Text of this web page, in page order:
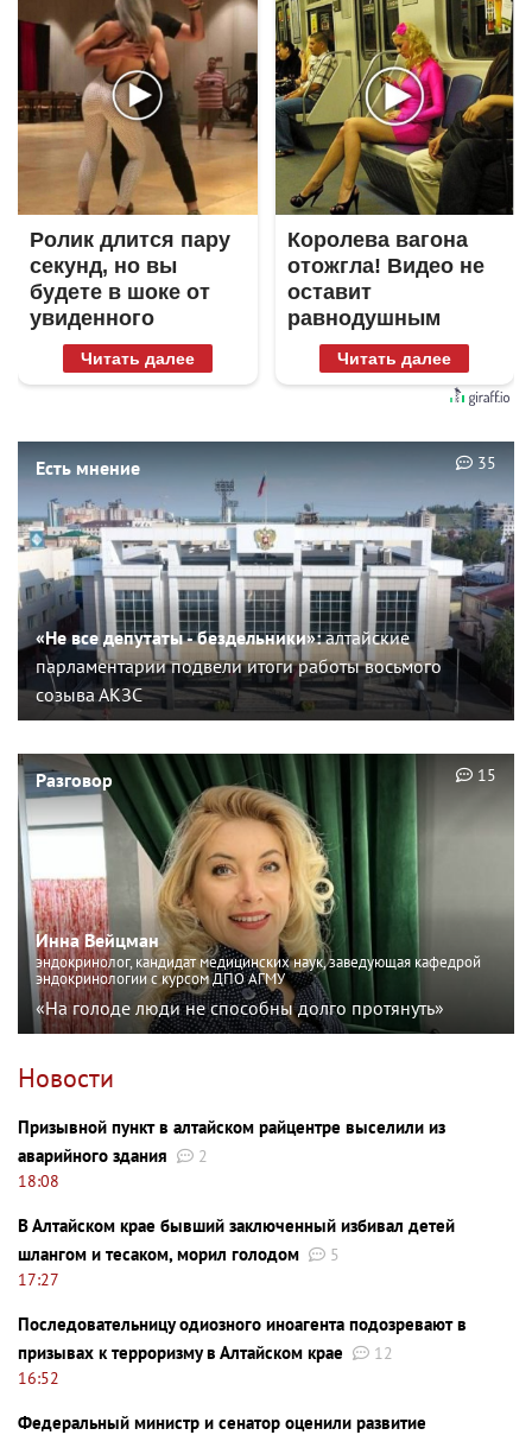
Ролик длится пару
секунд, но вы
будете в шоке от
увиденного
Читать далее
Королева вагона
отожгла! Видео не
оставит
равнодушным
Читать далее
Есть мнение
«Не все депутаты - бездельники»:алтайские
парламентарии подвели итоги работы восьмого
созыва АКЗС
35
Разговор
Инна Вейцман
эндокринолог, кандидат медицинских наук, заведующая кафедрой
эндокринологии с курсом ДПО АГМУ
«На голоде люди не способны долго протянуть»
15
Новости
Призывной пункт в алтайском райцентре выселили из
аварийного здания
2
18:08
В Алтайском крае бывший заключенный избивал детей
шлангом и тесаком, морил голодом
5
17:27
Последовательницу одиозного иноагента подозревают в
призывах к терроризму в Алтайском крае
12
16:52
Федеральный министр и сенатор оценили развитие